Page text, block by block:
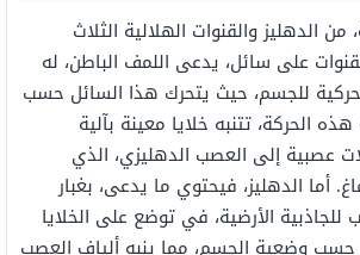
من الدهليز والقنوات الهلالية الثلاث
على سائل، يدعى اللمف الباطن، له
للجسم، حيث يتحرك هذا السائل حسب
الحركة، تتنبه خلايا معينة بآلية
عصبية إلى العصب الدهليزي، الذي
أما الدهليز، فيحتوي ما يدعى، بغبار
للجاذبية الأرضية، في توضع على الخلايا
حسب وضعية الجسم، مما ينبه ألياف العصب